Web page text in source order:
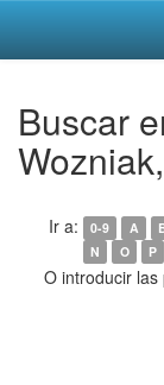
navigation
Buscar
Ir a: 0-9 A
N
O P
O introducir